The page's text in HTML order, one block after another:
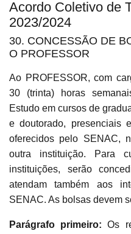
Acordo Coletivo de
2023/2024
30. CONCESSÃO DE
O PROFESSOR
Ao PROFESSOR, com
30 (trinta) horas
Estudo em cursos de
e doutorado, presenciais
oferecidos pelo SENAC,
outra instituição. Para
instituições, serão
atendam também aos
SENAC. As bolsas devem
Parágrafo primeiro: Os